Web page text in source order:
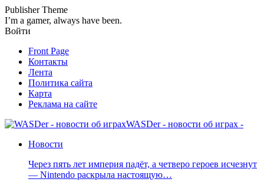
Publisher Theme
I’m a gamer, always have been.
Войти
Front Page
Контакты
Лента
Политика сайта
Карта
Реклама на сайте
WASDer - новости об играх -
Новости
Через пять лет империя падёт, а четверо героев исчезнут
— Nintendo раскрыла настоящую…